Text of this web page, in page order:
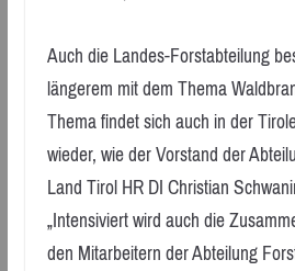
Auch die Landes-Forstabteilung
längerem mit dem Thema
Thema findet sich auch in der
wieder, wie der Vorstand der
Land Tirol HR DI Christian
„Intensiviert wird auch die
den Mitarbeitern der Abteilung